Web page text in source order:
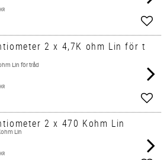
KR
Add
2 x 4,7K ohm Lin för t
Lin för tråd
KR
Add
2 x 470 Kohm Lin
Lin
KR